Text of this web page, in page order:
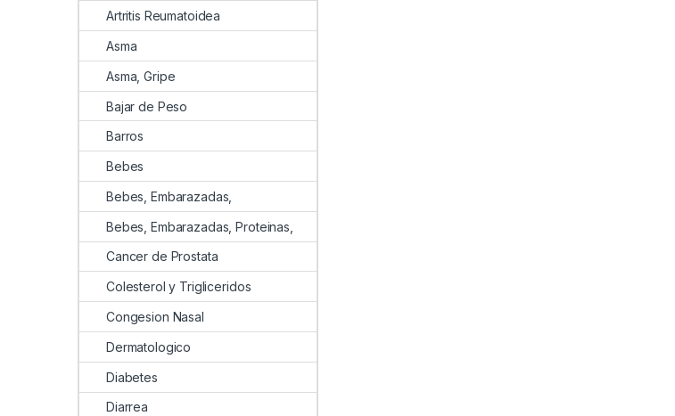
Artritis Reumatoidea
Asma
Asma, Gripe
Bajar de Peso
Barros
Bebes
Bebes, Embarazadas,
Bebes, Embarazadas, Proteinas,
Cancer de Prostata
Colesterol y Trigliceridos
Congesion Nasal
Dermatologico
Diabetes
Diarrea